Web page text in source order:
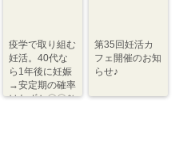
疫学で取り組む
妊活。40代な
ら1年後に妊娠
→安定期の確率
はわずか〇〇％
第35回妊活カ
フェ開催のお知
らせ♪